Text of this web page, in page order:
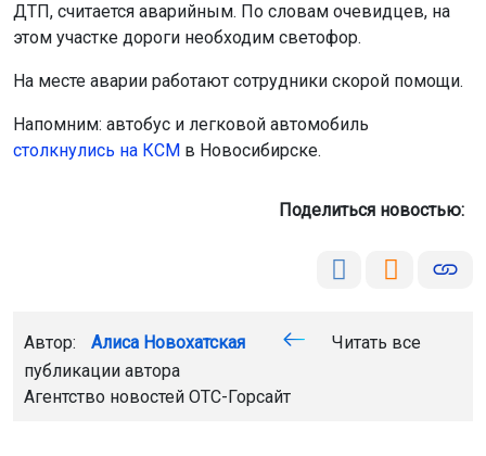
ДТП, считается аварийным. По словам очевидцев, на
этом участке дороги необходим светофор.
На месте аварии работают сотрудники скорой помощи.
Напомним: автобус и легковой автомобиль
столкнулись на КСМ в Новосибирске.
Поделиться новостью:
Автор: Алиса Новохатская
Читать все
публикации автора
Агентство новостей ОТС-Горсайт